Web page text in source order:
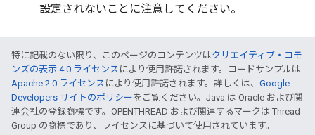
設定されないことに注意してください。
特に記載のない限り、このページのコンテンツはクリエイティブ・コモ
ンズの表示 4.0 ライセンス により使用許諾されます。コードサンプルは
Apache 2.0 ライセンス により使用許諾されます。詳しくは、 Google
Developers サイトのポリシー をご覧ください。Java は Oracle および関
連会社の登録商標です。OPENTHREAD および関連するマークは Thread
Group の商標であり、ライセンスに基づいて使用されています。